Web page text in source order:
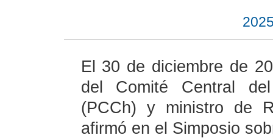
El 30 de diciembre de
del Comité Central
(PCCh) y ministro de
afirmó en el Simposio